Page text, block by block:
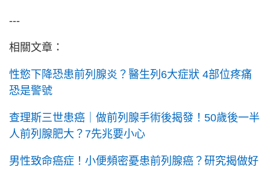
---
相關文章：
性慾下降恐患前列腺炎？醫生列6大症狀 4部位疼痛
恐是警號
查理斯三世患癌｜做前列腺手術後揭發！50歲後一半
人前列腺肥大？7先兆要小心
男性致命癌症！小便頻密憂患前列腺癌？研究揭做好